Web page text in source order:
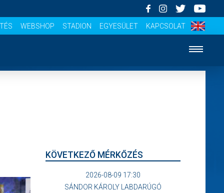
WEBSHOP STADION EGYESÜLET KAPCSOLAT
KÖVETKEZŐ MÉRKŐZÉS
2026-08-09 17:30
SÁNDOR KÁROLY LABDARÚGÓ